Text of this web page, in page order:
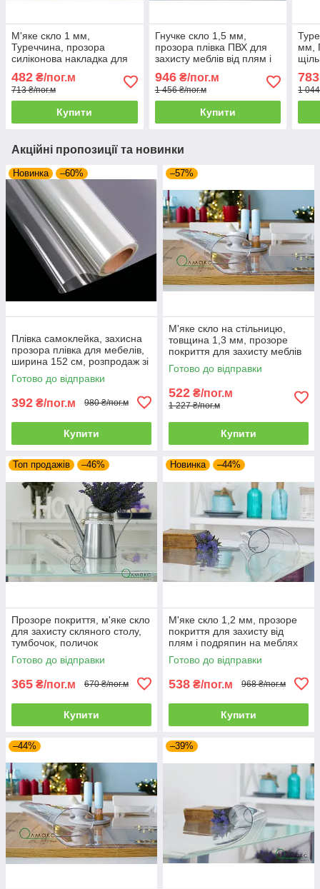
М'яке скло 1 мм,
Туреччина, прозора
силіконова накладка для
тумбочок і ін меблів
482 ₴/пог.м
713 ₴/пог.м
Купити
Гнучке скло 1,5 мм,
прозора плівка ПВХ для
захисту меблів від плям і
946₴/пог.м
1 456 ₴/пог.м
Купити
мм,
70
783
1
Акційні пропозиції та новинки
Новинка –60%
Плівка самоклейка, захисна
прозора плівка для мебелів,
ширина 152 см, розпродаж зі
складу
Готово до відправки
392 ₴/пог.м 980 ₴/пог.м
Купити
–57%
М'яке скло на стільницю,
товщина 1,3 мм, прозоре
покриття для захисту меблів
від подряпин і плям, ширина
70 см
Готово до відправки
522 ₴/пог.м
1 227 ₴/пог.м
Купити
Топ продажів –46%
Прозоре покриття, м'яке скло
для захисту скляного столу,
тумбочок, поличок
Готово до відправки
365 ₴/пог.м 670 ₴/пог.м
Купити
Новинка –44%
М'яке скло 1,2 мм, прозоре
покриття для захисту від
плям і подряпин на меблях
Готово до відправки
538 ₴/пог.м 968 ₴/пог.м
Купити
–44% –39%